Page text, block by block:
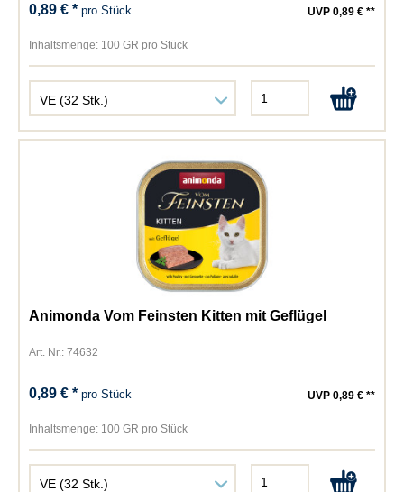
0,89 € *pro Stück UVP 0,89 € **
Inhaltsmenge: 100 GR pro Stück
Animonda Vom Feinsten Kitten mit Geflügel
Art. Nr.: 74632
0,89 € *pro Stück UVP 0,89 € **
Inhaltsmenge: 100 GR pro Stück